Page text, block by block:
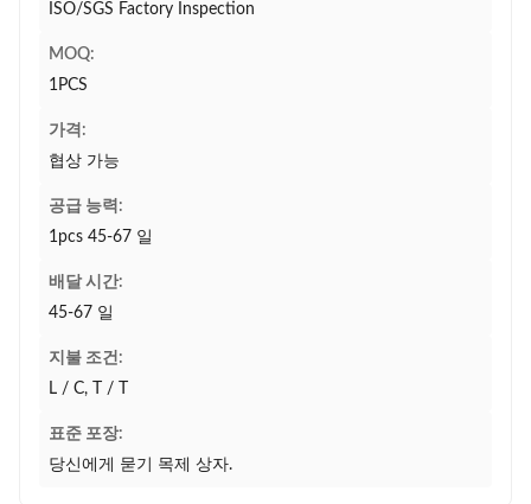
ISO/SGS Factory Inspection
MOQ:
1PCS
가격:
협상 가능
공급 능력:
1pcs 45-67 일
배달 시간:
45-67 일
지불 조건:
L / C, T / T
표준 포장:
당신에게 묻기 목제 상자.